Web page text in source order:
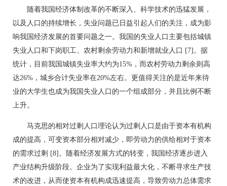
随着我国经济体制改革的不断深入、科学技术的迅猛发展，
以及人口的持续增长，失业问题已日益引起人们的关注，成为影
响我国经济发展的首要问题之一。我国的失业人口主要包括城镇
失业人口和下岗职工、农村剩余劳动力和新增就业人口 [7]。据
统计，目前我国城镇失业率大约为15%，而农村劳动力剩余则高
达26%，城乡合计失业率在20%左右。更值得关注的是近年来待
业的大学生也成为我国失业人口的一个组成部分，并且比例不断
上升。
马克思的相对过剩人口理论认为过剩人口是由于资本有机构
成的提高，可变资本部分相对减少，即劳动力的供给相对于资本
的需求过剩 [8]。随着经济发展方式的转变，我国经济逐步进入
产业结构升级阶段。企业为了实现利益最大化，不断寻求生产技
术的改进，从而使资本有机构成迅速提高，导致劳动力总体需求